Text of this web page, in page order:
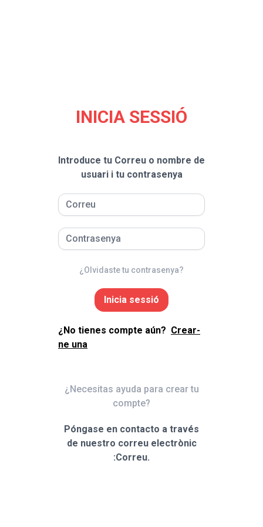
INICIA SESSIÓ
Introduce tu Correu o nombre de
usuari i tu contrasenya
¿Olvidaste tu contrasenya?
Inicia sessió
¿No tienes compte aún? Crear-
ne una
¿Necesitas ayuda para crear tu
compte?
Póngase en contacto a través
de nuestro correu electrònic
:Correu.